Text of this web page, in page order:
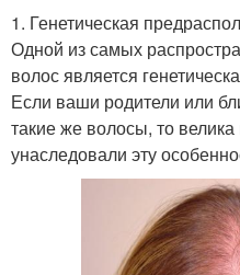
1. Генетическая
Одной из самых
волос является
Если ваши родители или
такие же волосы, то
унаследовали эту